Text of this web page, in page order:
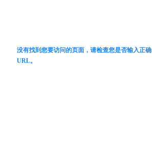
没有找到您要访问的页面，请检查您是否输入正确
URL。